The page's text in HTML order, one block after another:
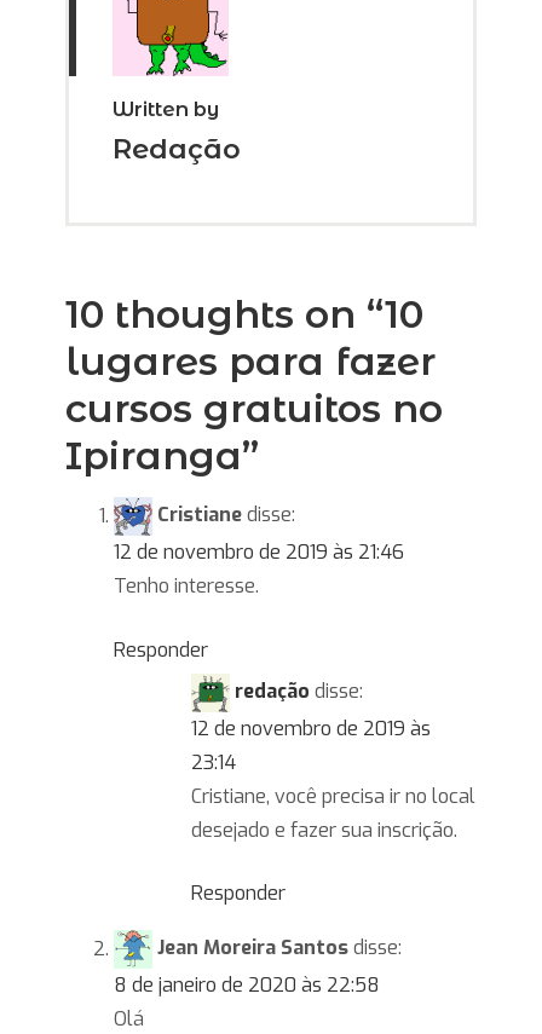
Written by
Redação
10 thoughts on “10
lugares para fazer
cursos gratuitos no
Ipiranga”
Cristianedisse:
12 de novembro de 2019 às 21:46
Tenho interesse.
Responder
redação disse:
12 de novembro de 2019 às
23:14
Cristiane, você precisa ir no local
desejado e fazer sua inscrição.
Responder
Jean Moreira Santosdisse:
8 de janeiro de 2020 às 22:58
Olá